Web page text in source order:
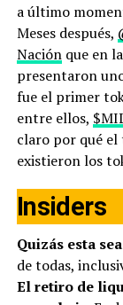
a último
Meses después,
Naciónque en la
presentaron
fue el primer
entre ellos,
claro por qué
existieron los
Insiders
Quizás esta
de todas,
El retiro de